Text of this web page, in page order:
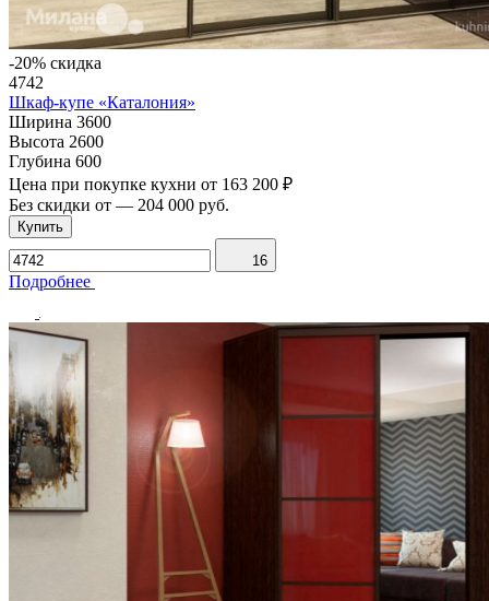
-20% скидка
4742
Шкаф-купе «Каталония»
Ширина 3600
Высота 2600
Глубина 600
Цена при покупке кухни от 163 200 ₽
Без скидки от — 204 000 руб.
Купить
16
Подробнее